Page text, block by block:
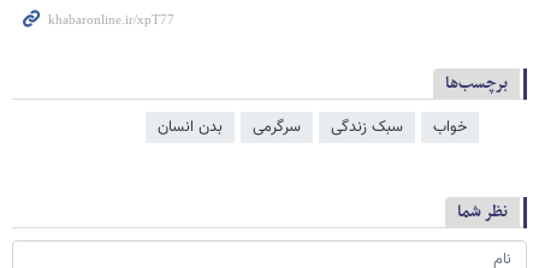
برچسب‌ها
خواب سبک زندگی سرگرمی بدن انسان
نظر شما